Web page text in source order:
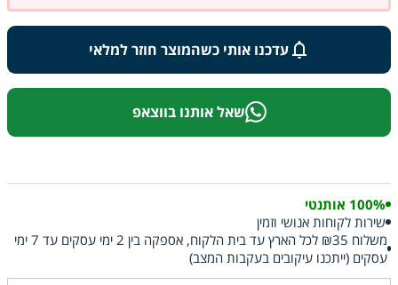
עדכנו אותי כשהמוצר חוזר למלאי
שאל אותנו בווצאפ
100% אותנטי
שירות לקוחות אנושי וזמין
משלוח ₪35 לכל הארץ עד בית הלקוח, אספקה בין 2 ימי עסקים עד 7 ימי
עסקים (ייתכנו עיקובים בעקבות המצב)